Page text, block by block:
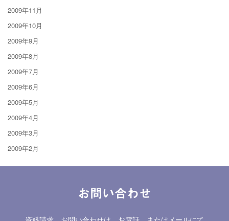
2009年11月
2009年10月
2009年9月
2009年8月
2009年7月
2009年6月
2009年5月
2009年4月
2009年3月
2009年2月
お問い合わせ